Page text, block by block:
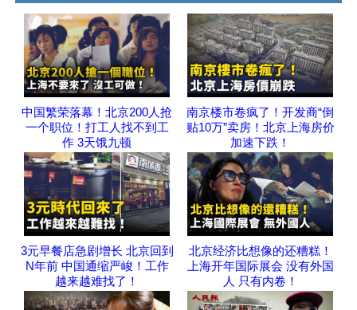
中国繁荣落幕！北京200人抢
一个职位！打工人找不到工
作 3天饿九顿
南京楼市卷疯了！开发商“倒
贴10万”卖房！北京上海房价
加速下跌！
3元早餐店急剧增长 北京回到
N年前 中国通缩严峻！工作
越来越难找了！
北京经济比想像的还糟糕！
上海开年国际展会 没有外国
人 只有内卷！